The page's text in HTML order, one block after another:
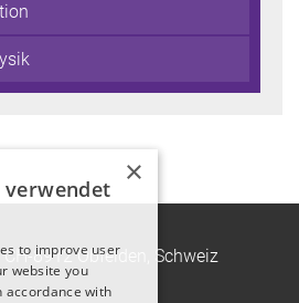
8912 Obfelden, Schweiz
×
verwendet
to improve user
website you
accordance with